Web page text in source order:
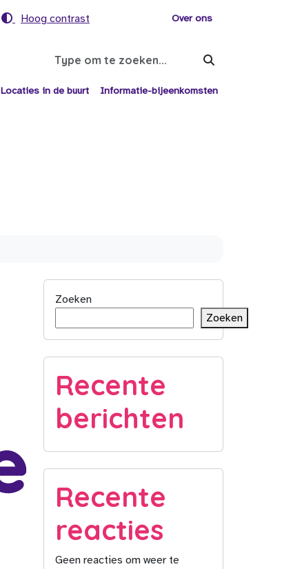
Hoog contrast Over ons
Search
Locaties in de buurt Informatie-bijeenkomsten
Zoeken
Zoeken
Recente
berichten
Recente
reacties
Geen reacties om weer te